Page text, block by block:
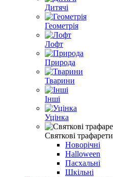
Дитячі
Геометрія
Лофт
Природа
Тварини
Інші
Уцінка
Святкові трафарети
Новорічні
Halloween
Пасхальні
Шкільні